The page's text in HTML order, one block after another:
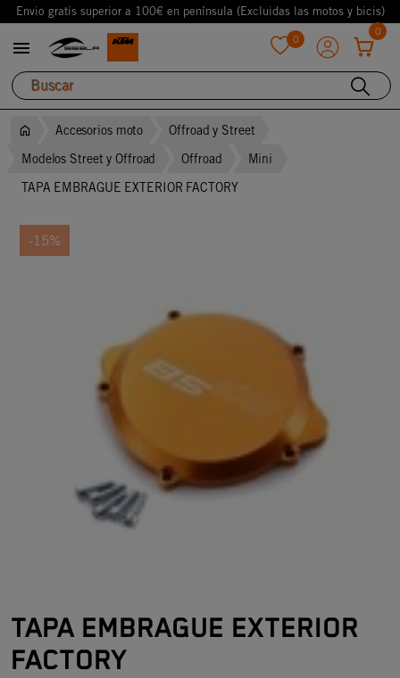
Envio gratis superior a 100€ en península (Excluidas las motos y bicis)
 0
0
Accesorios moto
Offroad y Street
Modelos Street y Offroad
Offroad
Mini
TAPA EMBRAGUE EXTERIOR FACTORY
-15%
TAPA EMBRAGUE EXTERIOR
FACTORY